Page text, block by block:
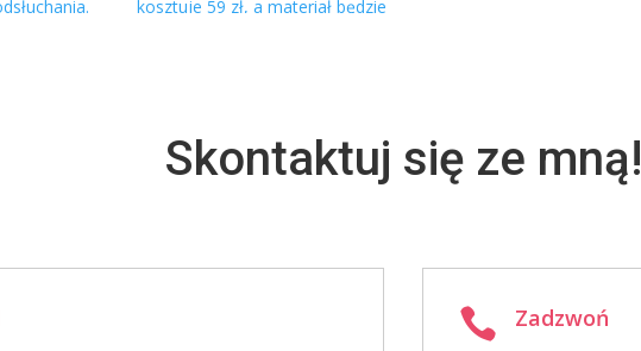
Skontaktuj się ze mną!
 Zadzwoń